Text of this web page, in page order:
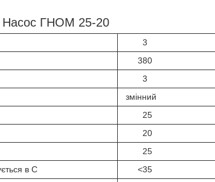
Насос ГНОМ 25-20
3
380
3
змінний
25
20
25
в С
<35